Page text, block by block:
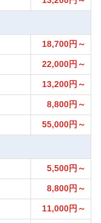
18,700円～
22,000円～
13,200円～
8,800円～
55,000円～
5,500円～
8,800円～
11,000円～